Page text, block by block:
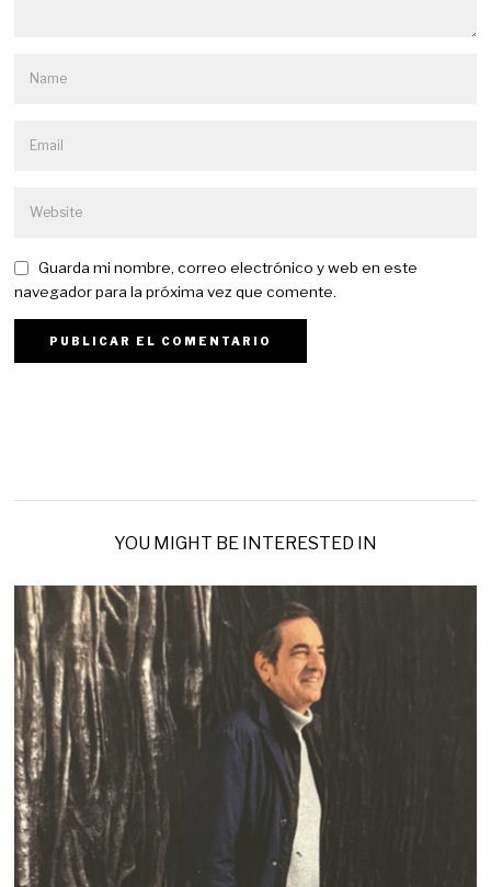
Guarda mi nombre, correo electrónico y web en este
navegador para la próxima vez que comente.
YOU MIGHT BE INTERESTED IN